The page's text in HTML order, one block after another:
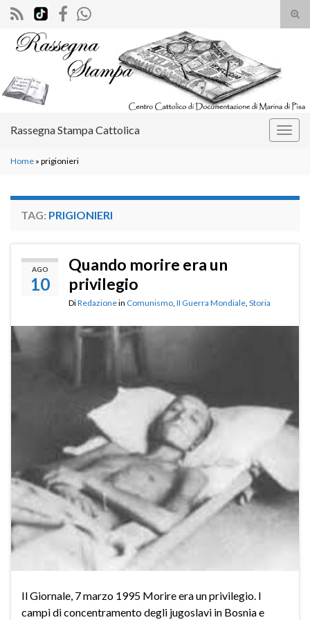
il
Search for:
Rassegna Stampa Cattolica
Home » prigionieri
TAG: PRIGIONIERI
AGO
10
Quando morire era un
privilegio
DiRedazionein Comunismo II Guerra Mondiale Storia
Il Giornale, 7 marzo 1995 Morire era un privilegio. I
campi di concentramento degli jugoslavi in Bosnia e